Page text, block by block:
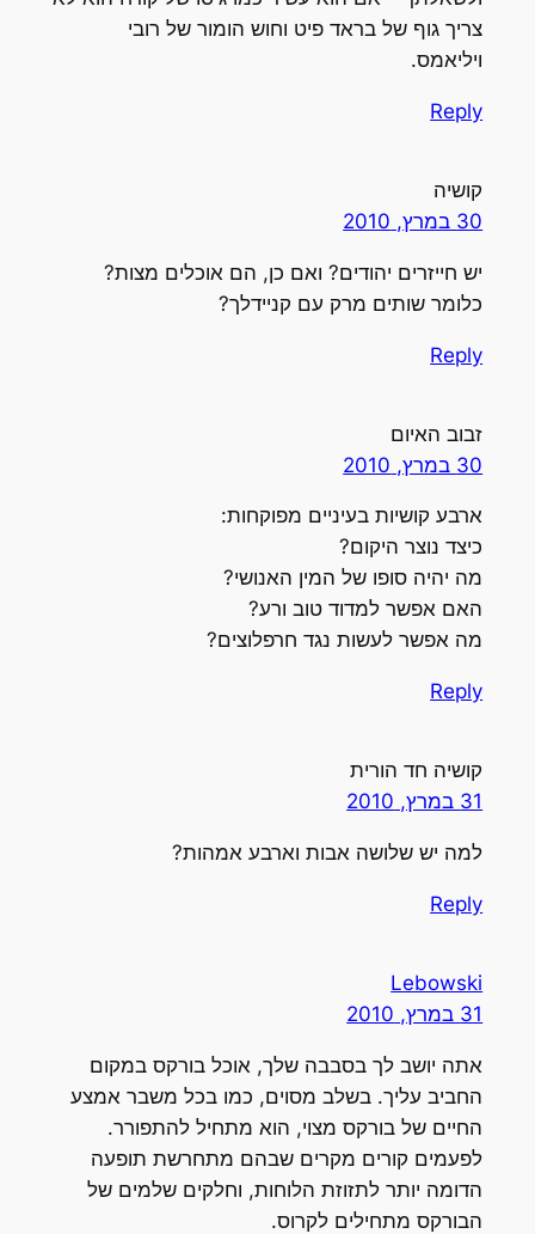
צריך גוף של בראד פיט וחוש הומור של רובי
ויליאמס.
Reply
קושיה
30 במרץ, 2010
יש חייזרים יהודים? ואם כן, הם אוכלים מצות?
כלומר שותים מרק עם קניידלך?
Reply
זבוב האיום
30 במרץ, 2010
ארבע קושיות בעיניים מפוקחות:
כיצד נוצר היקום?
מה יהיה סופו של המין האנושי?
האם אפשר למדוד טוב ורע?
מה אפשר לעשות נגד חרפלוצים?
Reply
קושיה חד הורית
31 במרץ, 2010
למה יש שלושה אבות וארבע אמהות?
Reply
Lebowski
31 במרץ, 2010
אתה יושב לך בסבבה שלך, אוכל בורקס במקום
החביב עליך. בשלב מסוים, כמו בכל משבר אמצע
החיים של בורקס מצוי, הוא מתחיל להתפורר.
לפעמים קורים מקרים שבהם מתחרשת תופעה
הדומה יותר לתזוזת הלוחות, וחלקים שלמים של
הבורקס מתחילים לקרוס.